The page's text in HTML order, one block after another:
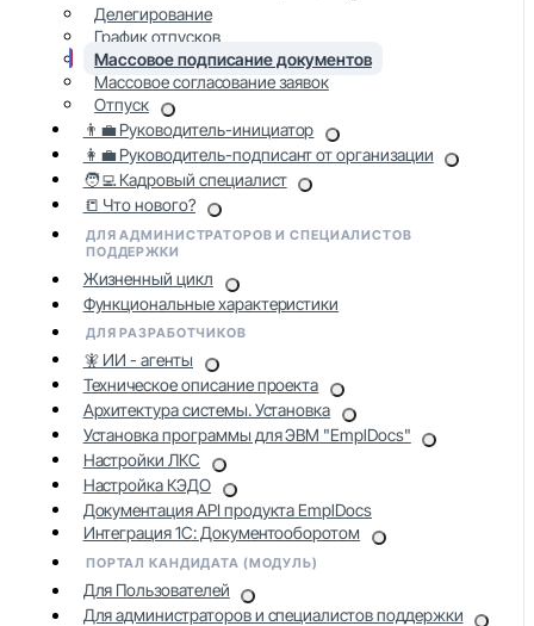
Делегирование
График отпусков
Массовое подписание документов
Массовое согласование заявок
Отпуск
👨‍💼 Руководитель-инициатор
👩‍💼 Руководитель-подписант от организации
🧑‍💻 Кадровый специалист
📒 Что нового?
ДЛЯ АДМИНИСТРАТОРОВ И СПЕЦИАЛИСТОВ
ПОДДЕРЖКИ
Жизненный цикл
Функциональные характеристики
ДЛЯ РАЗРАБОТЧИКОВ
🧚 ИИ - агенты
Техническое описание проекта
Архитектура системы. Установка
Установка программы для ЭВМ "EmplDocs"
Настройки ЛКС
Настройка КЭДО
Документация API продукта EmplDocs
Интеграция 1С: Документооборотом
ПОРТАЛ КАНДИДАТА (МОДУЛЬ)
Для Пользователей
Для администраторов и специалистов поддержки